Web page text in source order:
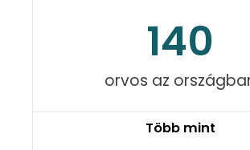
orvos az
140
Több mint